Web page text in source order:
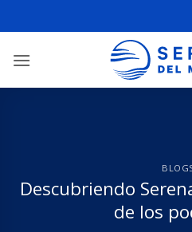
Descubriendo
de los